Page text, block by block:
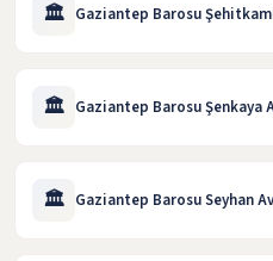
🏛️ Gaziantep Barosu
🏛️ Gaziantep Barosu Şenkaya
🏛️ Gaziantep Barosu Seyhan